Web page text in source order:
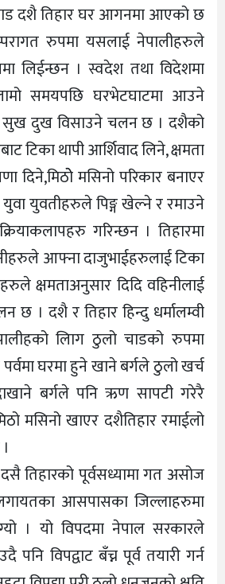
दशै तिहार घर आगनमा आएको छ
रुपमा यसलाई नेपालीहरुले
लिईन्छन । स्वदेश तथा विदेशमा
समयपछि घरभेटघाटमा आउने
सुख दुख विसाउने चलन छ । दशैको
टिका थापी आर्शिवाद लिने, क्षमता
दिने,मिठोे मसिनो परिकार बनाएर
युवतीहरुले पिङ्ग खेल्ने र रमाउने
गरिन्छन । तिहारमा
आफ्ना दाजुभाईहरुलाई टिका
क्षमताअनुसार दिदि वहिनीलाई
छ । दशै र तिहार हिन्दु धर्मालम्वी
लािग ठुलो चाडको रुपमा
घरमा हुने खाने बर्गले ठुलो खर्च
बर्गले पनि ऋण सापटी गरेरै
मसिनो खाएर दशैतिहार रमाईलो
तिहारको पूर्वसध्यामा गत असोज
आसपासका जिल्लाहरुमा
। यो विपदमा नेपाल सरकारले
पनि विपद्वाट बँच्न पूर्व तयारी गर्न